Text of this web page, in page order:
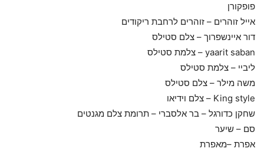
פופקורן
אייל זוהרים – זוהרים לרחבת ריקודים
דור איינשפרוך – צלם סטילס
yaarit saban – צלמת סטילס
ליביי – צלמת סטילס
משה מילר – צלם סטילס
King style – צלם וידיאו
שחקן כדורגל – בר אלסברי – תרומת צלם מגנטים
סם – שיער
אפרת –מאפרת